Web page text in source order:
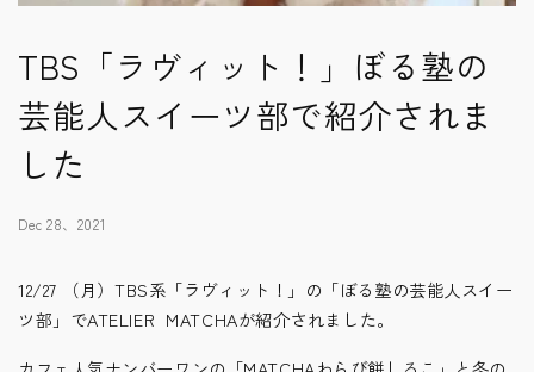
TBS「ラヴィット！」ぼる塾の
芸能人スイーツ部で紹介されま
した
Dec 28、2021
12/27 （月）TBS系「ラヴィット！」の「ぼる塾の芸能人スイー
ツ部」でATELIER MATCHAが紹介されました。